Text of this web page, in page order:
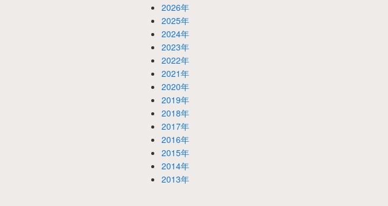
2026年
2025年
2024年
2023年
2022年
2021年
2020年
2019年
2018年
2017年
2016年
2015年
2014年
2013年